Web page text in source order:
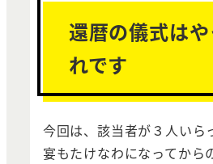
還暦の儀式は
れです
今回は、該当者が３人いら
宴もたけなわになってから